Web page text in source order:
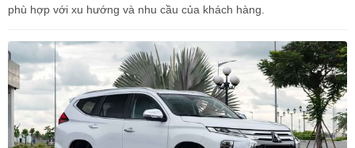
phù hợp với xu hướng và nhu cầu của khách hàng.